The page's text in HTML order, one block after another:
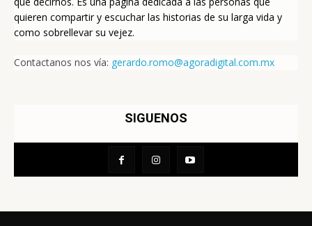
quieren compartir y escuchar las historias de su larga vida y
como sobrellevar su vejez.
Contactanos nos vía: gerardo.romo@agoradigital.com.mx
SIGUENOS